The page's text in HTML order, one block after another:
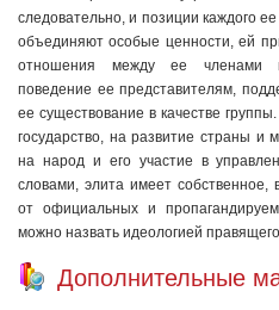
следовательно, и позиции каждого
объединяют особые ценности, ей
отношения между ее членами
поведение ее представителям,
ее существование в качестве
государство, на развитие страны
на народ и его участие в
словами, элита имеет собственное,
от официальных и
можно назвать идеологией
Дополнительные